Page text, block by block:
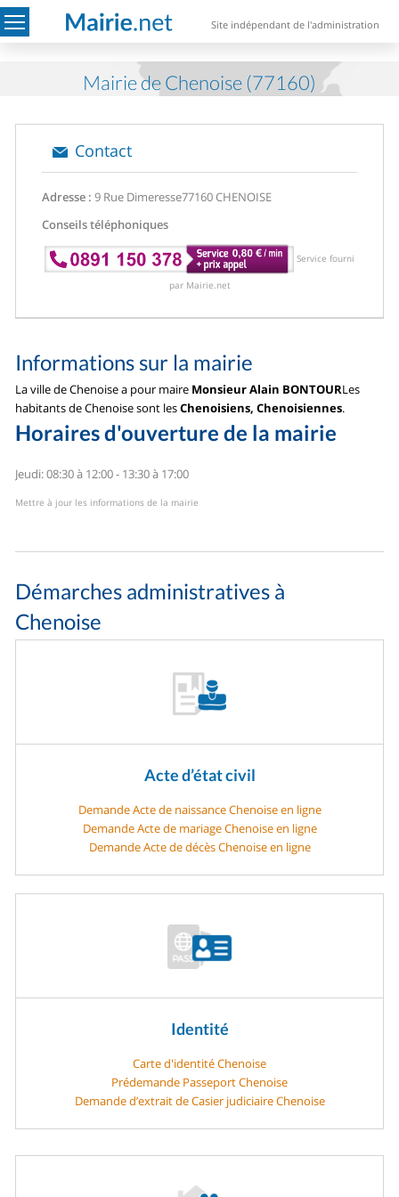
Site indépendant de l'administration
Mairie de Chenoise (77160)
Contact
Adresse : 9 Rue Dimeresse77160 CHENOISE
Conseils téléphoniques
Service fourni
par Mairie.net
Informations sur la mairie
La ville de Chenoise a pour maire Monsieur Alain BONTOURLes
habitants de Chenoise sont lesChenoisiens, Chenoisiennes.
Horaires d'ouverture de la mairie
Jeudi: 08:30 à 12:00 - 13:30 à 17:00
Mettre à jour les informations de la mairie
Démarches administratives à
Chenoise
Acte d’état civil
Demande Acte de naissance Chenoise en ligne
Demande Acte de mariage Chenoise en ligne
Demande Acte de décès Chenoise en ligne
Identité
Carte d'identité Chenoise
Prédemande Passeport Chenoise
Demande d’extrait de Casier judiciaire Chenoise